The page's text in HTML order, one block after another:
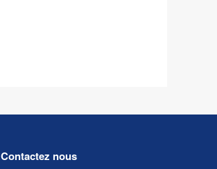
Contactez nous